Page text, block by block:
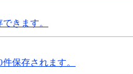
きます。
保存されます。